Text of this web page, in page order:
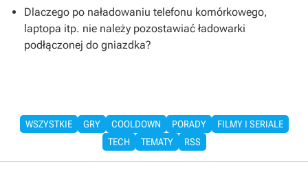
Dlaczego po naładowaniu telefonu komórkowego,
laptopa itp. nie należy pozostawiać ładowarki
podłączonej do gniazdka?
WSZYSTKIE GRY COOLDOWN PORADY
FILMY I SERIALE
TECH
TEMATY RSS